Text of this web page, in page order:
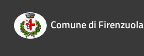
Comune di Firenzuola